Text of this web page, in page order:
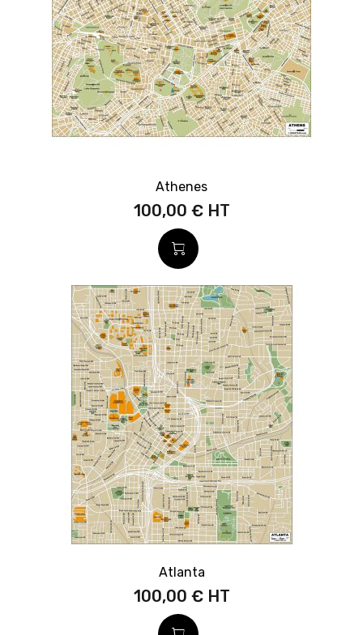
Athenes
100,00 €
Atlanta
100,00 €